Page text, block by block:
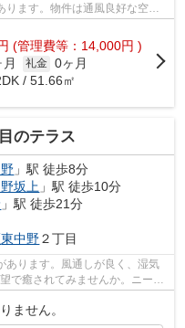
ます。物件は通風良好な空間
(管理費等：14,000円 )
礼金 0ヶ月
/ 51.66㎡
のテラス
」駅 徒歩8分
坂上 」駅 徒歩10分
」駅 徒歩21分
東中野２丁目
あります。風通しが良く、湿気
で癒されてみませんか。ニーズ
ません。